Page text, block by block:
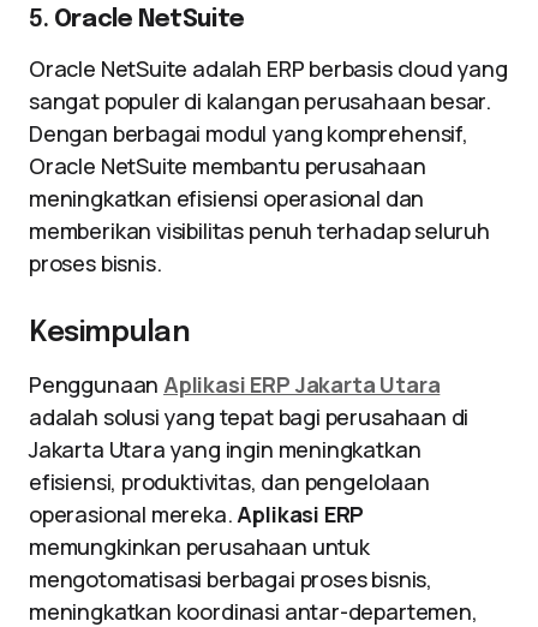
5. Oracle NetSuite
Oracle NetSuite adalah ERP berbasis cloud yang
sangat populer di kalangan perusahaan besar.
Dengan berbagai modul yang komprehensif,
Oracle NetSuite membantu perusahaan
meningkatkan efisiensi operasional dan
memberikan visibilitas penuh terhadap seluruh
proses bisnis.
Kesimpulan
Penggunaan Aplikasi ERP Jakarta Utara
adalah solusi yang tepat bagi perusahaan di
Jakarta Utara yang ingin meningkatkan
efisiensi, produktivitas, dan pengelolaan
operasional mereka.Aplikasi ERP
memungkinkan perusahaan untuk
mengotomatisasi berbagai proses bisnis,
meningkatkan koordinasi antar-departemen,